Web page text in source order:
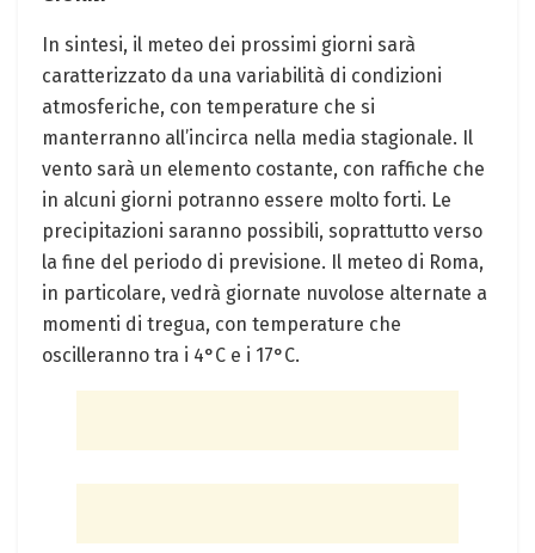
In sintesi, il meteo dei prossimi giorni sarà
caratterizzato da una variabilità di condizioni
atmosferiche, con temperature che si
manterranno all’incirca nella media stagionale. Il
vento sarà un elemento costante, con raffiche che
in alcuni giorni potranno essere molto forti. Le
precipitazioni saranno possibili, soprattutto verso
la fine del periodo di previsione. Il meteo di Roma,
in particolare, vedrà giornate nuvolose alternate a
momenti di tregua, con temperature che
oscilleranno tra i 4°C e i 17°C.